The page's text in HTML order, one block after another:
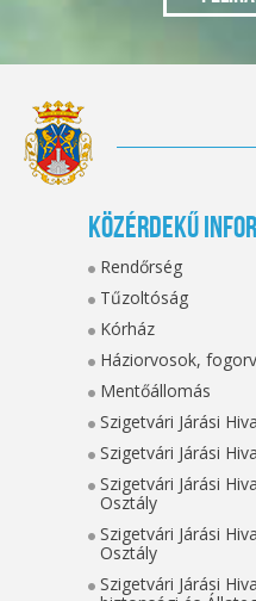
Közérdekű
Rendőrség
Tűzoltóság
Kórház
Háziorvosok,
Mentőállomás
Szigetvári Járási
Szigetvári Járási
Szigetvári Járási
Osztály
Szigetvári Járási
Osztály
Szigetvári Járási